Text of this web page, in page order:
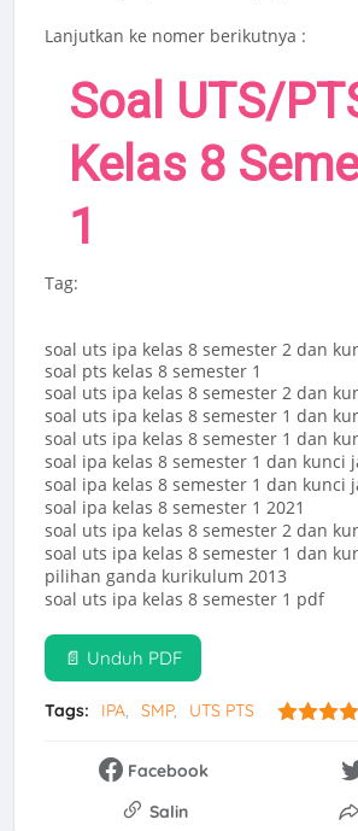
Lanjutkan ke nomer berikutnya :
Soal UTS/
Kelas 8
1
Tag:
soal uts ipa kelas 8 semester 2 dan
soal pts kelas 8 semester 1
soal uts ipa kelas 8 semester 2 dan
soal uts ipa kelas 8 semester 1 dan
soal uts ipa kelas 8 semester 1 dan
soal ipa kelas 8 semester 1 dan kunci
soal ipa kelas 8 semester 1 dan kunci
soal ipa kelas 8 semester 1 2021
soal uts ipa kelas 8 semester 2 dan
soal uts ipa kelas 8 semester 1 dan
pilihan ganda kurikulum 2013
soal uts ipa kelas 8 semester 1 pdf
📄 Unduh PDF
Tags: IPA SMP UTS PTS
Facebook
Salin